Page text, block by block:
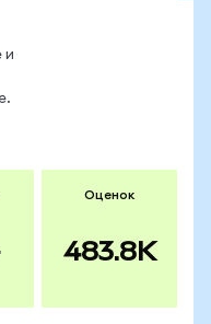
и
Оценок
483.8K